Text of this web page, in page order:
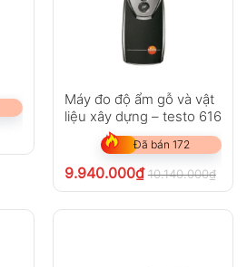
Máy đo độ ẩm gỗ và vật
liệu xây dựng – testo 616
Đã bán 172
9.940.000₫ 10.140.000₫